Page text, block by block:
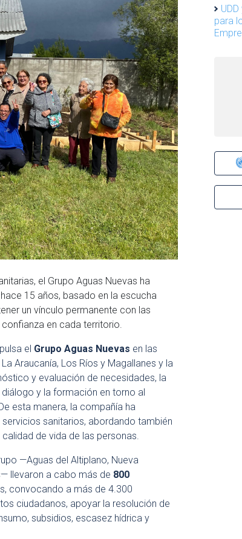
el Grupo Aguas Nuevas ha
15 años, basado en la escucha
un vínculo permanente con las
en cada territorio.
el Grupo Aguas Nuevas en las
Araucanía, Los Ríos y Magallanes y la
y evaluación de necesidades, la
y la formación en torno al
esta manera, la compañía ha
sanitarios, abordando también
de vida de las personas.
—Aguas del Altiplano, Nueva
llevaron a cabo más de 800
convocando a más de 4.300
ciudadanos, apoyar la resolución de
subsidios, escasez hídrica y
para